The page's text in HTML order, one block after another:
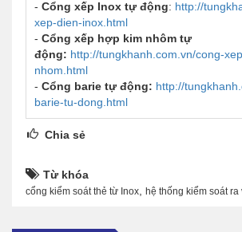
- Cổng xếp Inox tự động: http://
xep-dien-inox.html
- Cổng xếp hợp kim nhôm tự
động: http://tungkhanh.com.vn/cong-
nhom.html
- Cổng barie tự động: http://
barie-tu-dong.html
Chia sẻ
Từ khóa
cổng kiểm soát thẻ từ Inox hệ thống kiểm soát ra